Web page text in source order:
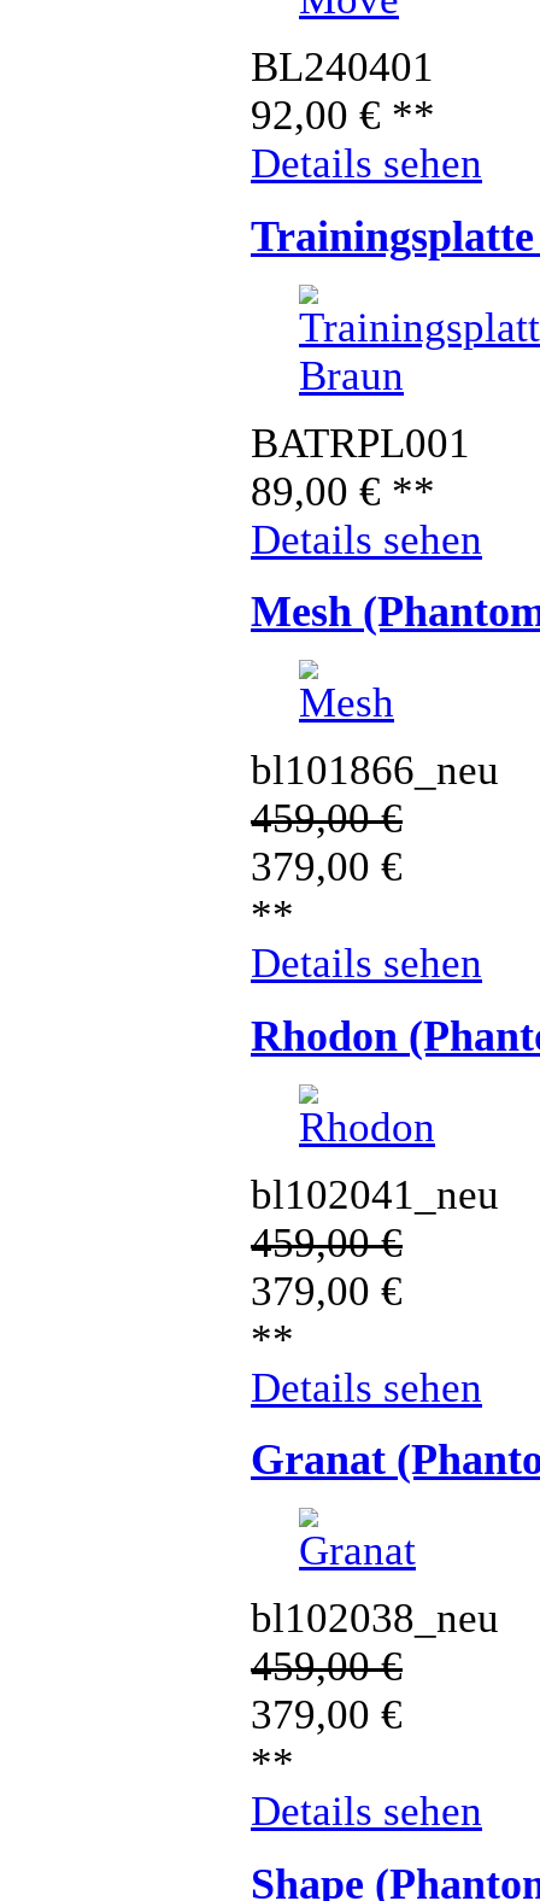
BL240401
92,00 € **
Details sehen
BATRPL001
89,00 € **
Details sehen
Mesh
bl101866_neu
459,00€
379,00 €
**
Details sehen
Rhodon
bl102041_neu
459,00€
379,00 €
**
Details sehen
Granat
bl102038_neu
459,00€
379,00 €
**
Details sehen
Shape